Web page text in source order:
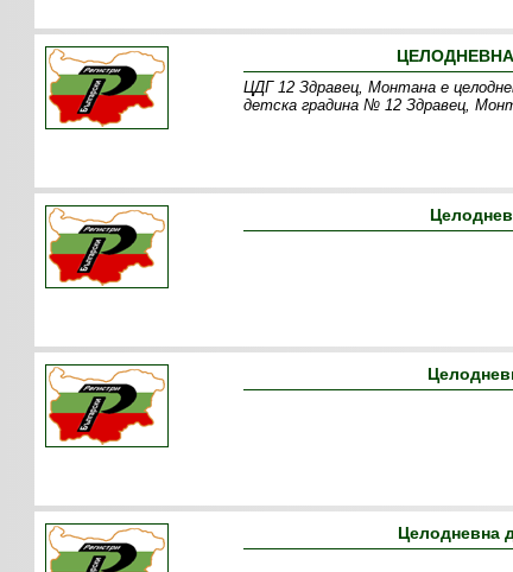
ЦДГ 12 Здравец, Монтана е
детска градина № 12 Здравец,
Целодневна